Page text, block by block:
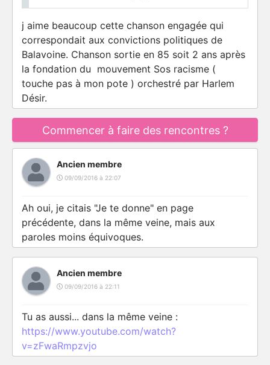
j aime beaucoup cette chanson engagée qui
correspondait aux convictions politiques de
Balavoine. Chanson sortie en 85 soit 2 ans après
la fondation du mouvement Sos racisme (
touche pas à mon pote ) orchestré par Harlem
Désir.
Commencer à faire des rencontres ?
Ancien membre
09/09/2016 à 22:07
Ah oui, je citais "Je te donne" en page
précédente, dans la même veine, mais aux
paroles moins équivoques.
Ancien membre
09/09/2016 à 22:11
Tu as aussi... dans la même veine :
https://www.youtube.com/watch?
v=zFwaRmpzvjo